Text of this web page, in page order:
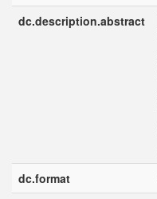
dc.description.abstract
dc.format